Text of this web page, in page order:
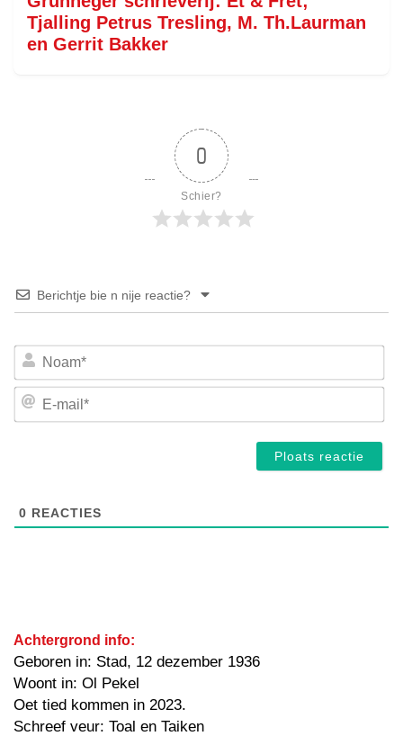
Tjalling Petrus Tresling, M. Th.Laurman
en Gerrit Bakker
0
Schier?
Berichtje bie n nije reactie?
E-
0 REACTIES
Achtergrond info:
Geboren in: Stad, 12 dezember 1936
Woont in: Ol Pekel
Oet tied kommen in 2023.
Schreef veur: Toal en Taiken